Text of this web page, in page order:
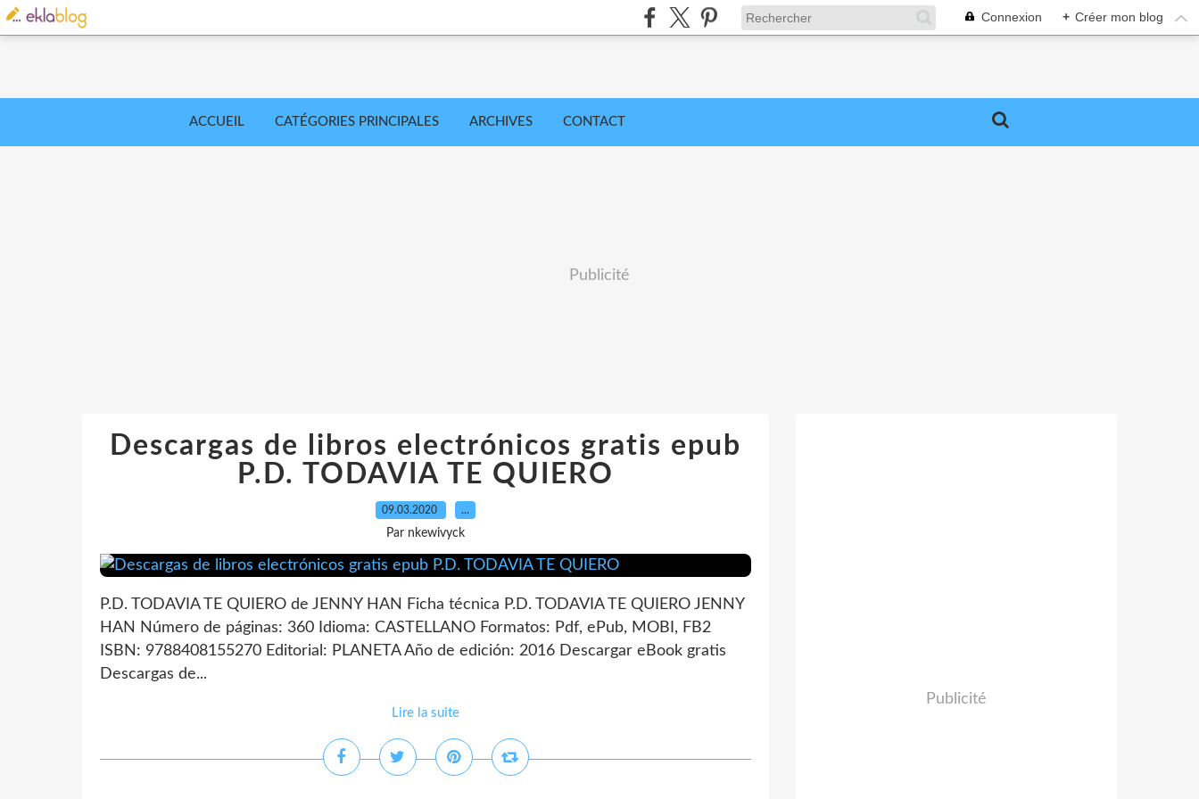
Connexion + Créer mon blog
ACCUEIL CATÉGORIES PRINCIPALES ARCHIVES CONTACT
Publicité
Descargas de libros electrónicos gratis epub
P.D. TODAVIA TE QUIERO
09.03.2020 …
Par nkewivyck
P.D. TODAVIA TE QUIERO de JENNY HAN Ficha técnica P.D. TODAVIA TE QUIERO JENNY
HAN Número de páginas: 360 Idioma: CASTELLANO Formatos: Pdf, ePub, MOBI, FB2
ISBN: 9788408155270 Editorial: PLANETA Año de edición: 2016 Descargar eBook gratis
Descargas de...
Lire la suite
Publicité